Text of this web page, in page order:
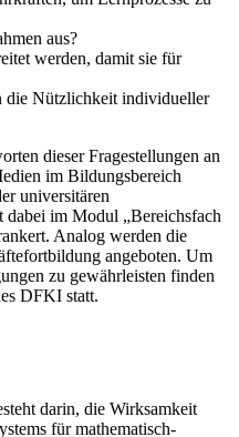
aus?
werden, damit sie für
die Nützlichkeit individueller
dieser Fragestellungen an
im Bildungsbereich
universitären
dabei im Modul „Bereichsfach
Analog werden die
angeboten. Um
zu gewährleisten finden
DFKI statt.
darin, die Wirksamkeit
für mathematisch-